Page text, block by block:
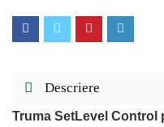
Descriere
Truma SetLevel Control